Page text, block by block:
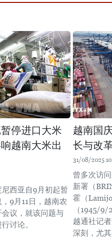
停进口大米
越南大米出
西亚自9月初起暂
9月11日，越南农
议，就该问题与
讨论。
越南国
长与改
31/08/2025
曾多次访
新署（
霍（
（1945/
越通社记
深刻，尤